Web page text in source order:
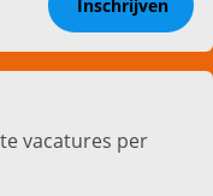
Inschrijven
vacatures per